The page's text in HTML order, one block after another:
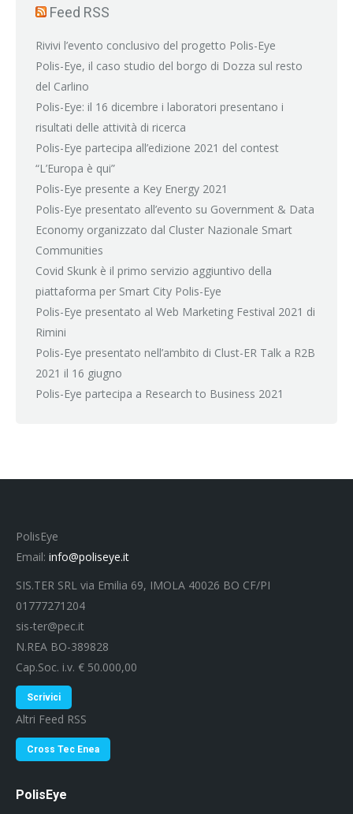
Feed RSS
Rivivi l’evento conclusivo del progetto Polis-Eye
Polis-Eye, il caso studio del borgo di Dozza sul resto
del Carlino
Polis-Eye: il 16 dicembre i laboratori presentano i
risultati delle attività di ricerca
Polis-Eye partecipa all’edizione 2021 del contest
“L’Europa è qui”
Polis-Eye presente a Key Energy 2021
Polis-Eye presentato all’evento su Government & Data
Economy organizzato dal Cluster Nazionale Smart
Communities
Covid Skunk è il primo servizio aggiuntivo della
piattaforma per Smart City Polis-Eye
Polis-Eye presentato al Web Marketing Festival 2021 di
Rimini
Polis-Eye presentato nell’ambito di Clust-ER Talk a R2B
2021 il 16 giugno
Polis-Eye partecipa a Research to Business 2021
PolisEye
Email: info@poliseye.it
SIS.TER SRL via Emilia 69, IMOLA 40026 BO CF/PI
01777271204
sis-ter@pec.it
N.REA BO-389828
Cap.Soc. i.v. € 50.000,00
Scrivici
Altri Feed RSS
Cross Tec Enea
PolisEye